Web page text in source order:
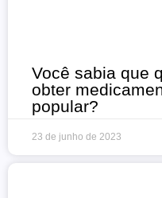
Você sabia que
obter
popular?
23 de junho de 2023